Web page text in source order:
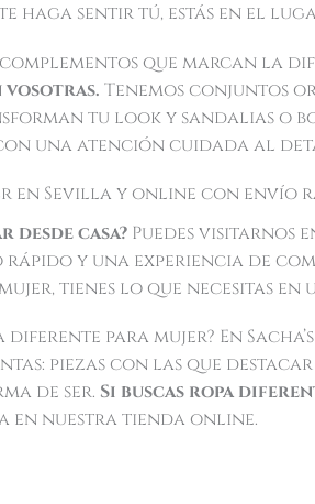
haga sentir tú, estás en el
que marcan la
vosotras. Tenemos conjuntos
tu look y sandalias o
una atención cuidada al
en Sevilla y online con envío
desde casa? Puedes visitarnos
y una experiencia de
tienes lo que necesitas en
para mujer? En
piezas con las que
de ser. Si buscas ropa
en nuestra tienda online.